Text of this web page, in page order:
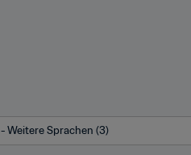
- Weitere Sprachen (3)